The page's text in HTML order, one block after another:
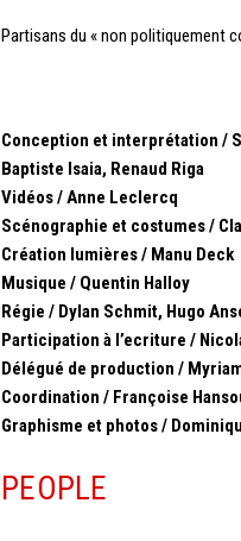
Partisans du « non politiquement
Conception et interprétation /
Baptiste Isaia, Renaud Riga
Vidéos / Anne Leclercq
Scénographie et costumes /
Création lumières / Manu Deck
Musique / Quentin Halloy
Régie / Dylan Schmit, Hugo
Participation à l’ecriture /
Délégué de production /
Coordination / Françoise
Graphisme et photos /
PEOPLE